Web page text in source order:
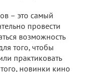
– это самый
провести
возможность
того, чтобы
практиковать
новинки кино